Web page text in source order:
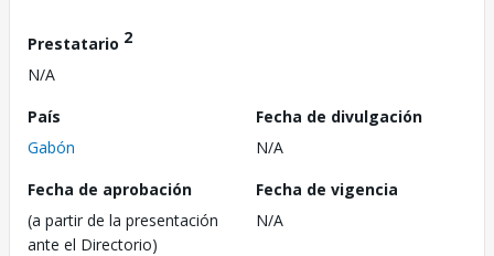
Prestatario 2
N/A
País
Gabón
Fecha de divulgación
N/A
Fecha de aprobación
(a partir de la presentación
ante el Directorio)
Fecha de vigencia
N/A